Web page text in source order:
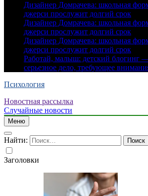
Дизайнер Домрачева: школьная
джерси прослужит долгий срок
Дизайнер Домрачева: школьная
джерси прослужит долгий срок
Дизайнер Домрачева: школьная
джерси прослужит долгий срок
Работай, малыш: детский блогинг
серьезное дело, требующее
Психология
Новостная рассылка
Случайные новости
Меню
Найти:
Заголовки